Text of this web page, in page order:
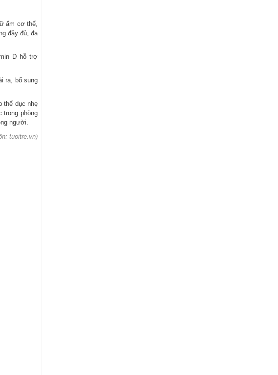
ấm cơ thể,
đầy đủ, đa
D hỗ trợ
ra, bổ sung
thể dục nhẹ
trong phòng
người.
tuoitre.vn)